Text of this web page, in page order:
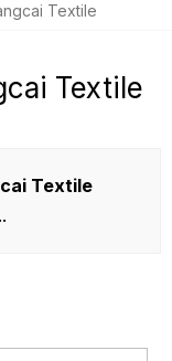
Textile
Textile
Textile